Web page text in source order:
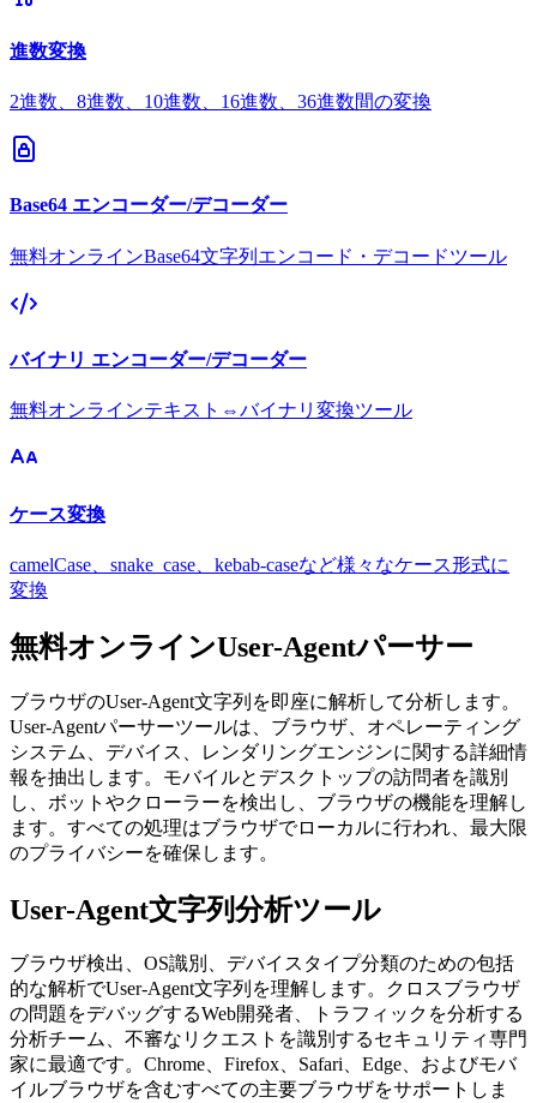
進数変換
2進数、8進数、10進数、16進数、36進数間の変換
Base64 エンコーダー/デコーダー
無料オンラインBase64文字列エンコード・デコードツール
バイナリ エンコーダー/デコーダー
無料オンラインテキスト⇔バイナリ変換ツール
ケース変換
camelCase、snake_case、kebab-caseなど様々なケース形式に
変換
無料オンラインUser-Agentパーサー
ブラウザのUser-Agent文字列を即座に解析して分析します。
User-Agentパーサーツールは、ブラウザ、オペレーティング
システム、デバイス、レンダリングエンジンに関する詳細情
報を抽出します。モバイルとデスクトップの訪問者を識別
し、ボットやクローラーを検出し、ブラウザの機能を理解し
ます。すべての処理はブラウザでローカルに行われ、最大限
のプライバシーを確保します。
User-Agent文字列分析ツール
ブラウザ検出、OS識別、デバイスタイプ分類のための包括
的な解析でUser-Agent文字列を理解します。クロスブラウザ
の問題をデバッグするWeb開発者、トラフィックを分析する
分析チーム、不審なリクエストを識別するセキュリティ専門
家に最適です。Chrome、Firefox、Safari、Edge、およびモバ
イルブラウザを含むすべての主要ブラウザをサポートしま